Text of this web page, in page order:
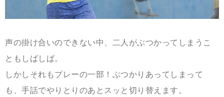
声の掛け合いのできない中、二人がぶつかってしまうこ
ともしばしば。
しかしそれもプレーの一部！ぶつかりあってしまって
も、手話でやりとりのあとスッと切り替えます。